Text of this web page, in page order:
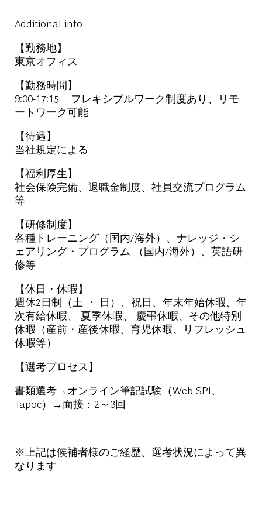
Additional info
【勤務地】
東京オフィス
【勤務時間】
9:00-17:15 フレキシブルワーク制度あり、リモ
ートワーク可能
【待遇】
当社規定による
【福利厚生】
社会保険完備、退職金制度、社員交流プログラム
等
【研修制度】
各種トレーニング（国内/海外）、ナレッジ・シ
ェアリング・プログラム （国内/海外）、英語研
修等
【休日・休暇】
週休2日制（土 ・ 日）、祝日、年末年始休暇、年
次有給休暇、 夏季休暇、 慶弔休暇、その他特別
休暇（産前・産後休暇、育児休暇、リフレッシュ
休暇等）
【選考プロセス】
書類選考→オンライン筆記試験 （Web SPI、
Tapoc）
→面接：2～3回
※上記は候補者様のご経歴、選考状況によって異
なります